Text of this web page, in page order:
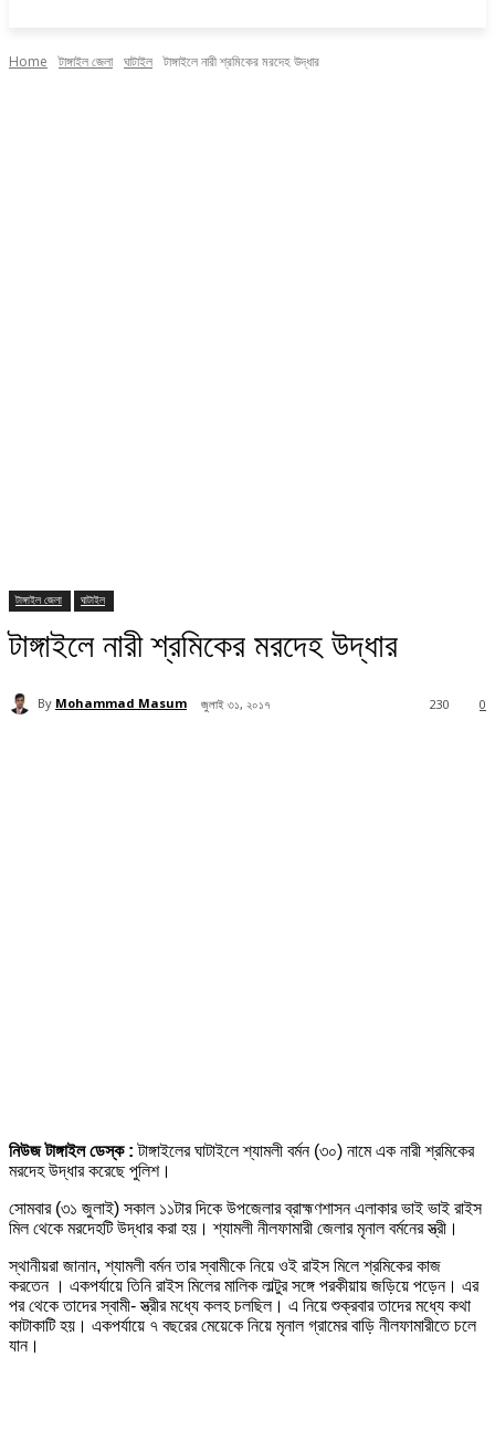
Home টাঙ্গাইল জেলা ঘাটাইল টাঙ্গাইলে নারী শ্রমিকের মরদেহ উদ্ধার
টাঙ্গাইল জেলা ঘাটাইল
টাঙ্গাইলে নারী শ্রমিকের মরদেহ উদ্ধার
By Mohammad Masum জুলাই ৩১, ২০১৭ 0
230
নিউজ টাঙ্গাইল ডেস্ক : টাঙ্গাইলের ঘাটাইলে শ্যামলী বর্মন (৩০) নামে এক নারী শ্রমিকের
মরদেহ উদ্ধার করেছে পুলিশ।
সোমবার (৩১ জুলাই) সকাল ১১টার দিকে উপজেলার ব্রাহ্মণশাসন এলাকার ভাই ভাই রাইস
মিল থেকে মরদেহটি উদ্ধার করা হয়। শ্যামলী নীলফামারী জেলার মৃনাল বর্মনের স্ত্রী।
স্থানীয়রা জানান, শ্যামলী বর্মন তার স্বামীকে নিয়ে ওই রাইস মিলে শ্রমিকের কাজ
করতেন । একপর্যায়ে তিনি রাইস মিলের মালিক লাল্টুর সঙ্গে পরকীয়ায় জড়িয়ে পড়েন। এর
পর থেকে তাদের স্বামী- স্ত্রীর মধ্যে কলহ চলছিল। এ নিয়ে শুক্রবার তাদের মধ্যে কথা
কাটাকাটি হয়। একপর্যায়ে ৭ বছরের মেয়েকে নিয়ে মৃনাল গ্রামের বাড়ি নীলফামারীতে চলে
যান।